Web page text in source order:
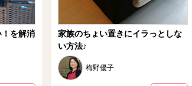
！を解消
家族のちょい置きにイラっとしな
い方法♪
梅野優子